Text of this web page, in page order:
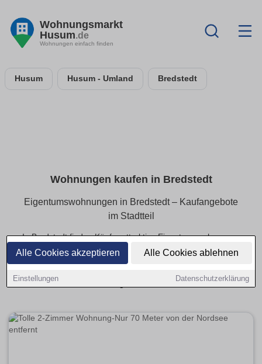
Alle Cookies akzeptieren Alle Cookies ablehnen
Einstellungen Datenschutzerklärung
Wohnungsmarkt
Husum.de
Wohnungen einfach finden
Husum Husum - Umland Bredstedt
Wohnungen kaufen in Bredstedt
Eigentumswohnungen in Bredstedt – Kaufangebote
im Stadtteil
In Bredstedt finden Käufer attraktive Eigentumswohnungen
in beliebten Wohnlagen. Ob kleines Apartment oder
großzügige Eigentumswohnung – hier sind alle aktuellen